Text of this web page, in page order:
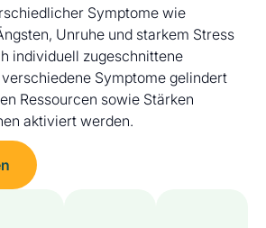
Symptome wie
Unruhe und starkem Stress
individuell zugeschnittene
Symptome gelindert
Ressourcen sowie Stärken
aktiviert werden.